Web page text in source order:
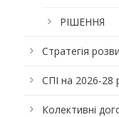
РІШЕННЯ
Стратегія
СПІ на 2026-28
Колективні